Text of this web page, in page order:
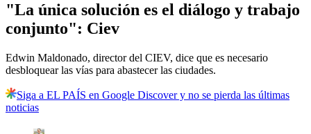
"La única solución es el diálogo y trabajo
conjunto": Ciev
Edwin Maldonado, director del CIEV, dice que es necesario
desbloquear las vías para abastecer las ciudades.
Siga a EL PAÍS en Google Discover y no se pierda las últimas
noticias